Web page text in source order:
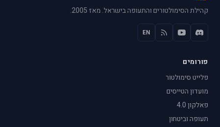
קהילת הסימולטורים והתעופה בישראל. מאז 2005.
EN
פורומים
פלייט סימולטור
מועדון הטייסים
פאלקון 4.0
תעופה וביטחון